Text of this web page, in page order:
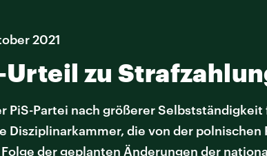
2021
zu
PiS-Partei nach größerer
Disziplinarkammer, die von der
der geplanten Änderungen der